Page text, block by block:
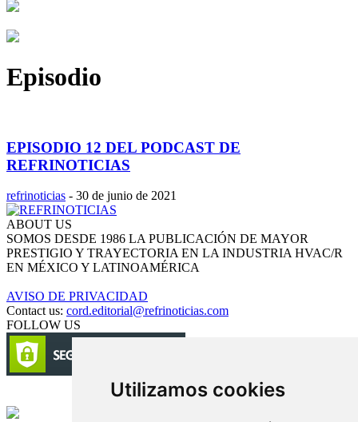
Utilizamos cookies
Episodio
EPISODIO 12 DEL PODCAST DE
REFRINOTICIAS
refrinoticias - 30 de junio de 2021
ABOUT US
SOMOS DESDE 1986 LA PUBLICACIÓN DE MAYOR
PRESTIGIO Y TRAYECTORIA EN LA INDUSTRIA HVAC/R
EN MÉXICO Y LATINOAMÉRICA
AVISO DE PRIVACIDAD
Contact us: cord.editorial@refrinoticias.com
FOLLOW US
Circulación certificada